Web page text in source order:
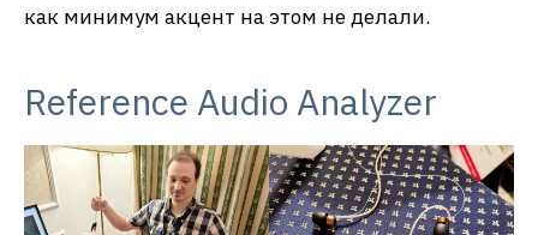
как минимум акцент на этом не делали.
Reference Audio Analyzer